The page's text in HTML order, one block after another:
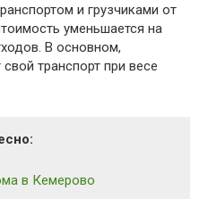
и грузчиками от
уменьшается на
В основном,
транспорт при весе
в Кемерово